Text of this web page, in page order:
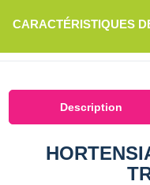
CARACTÉRISTIQUES
Description